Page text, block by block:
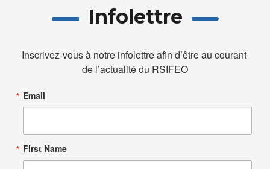
Infolettre
Inscrivez-vous à notre infolettre afin d’être au courant
de l’actualité du RSIFEO
Email
First Name